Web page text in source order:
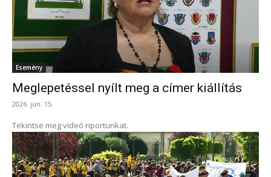
Esemény
Meglepetéssel nyílt meg a címer kiállítás
2026. jún. 15.
Tekintse meg videó riportunkat.